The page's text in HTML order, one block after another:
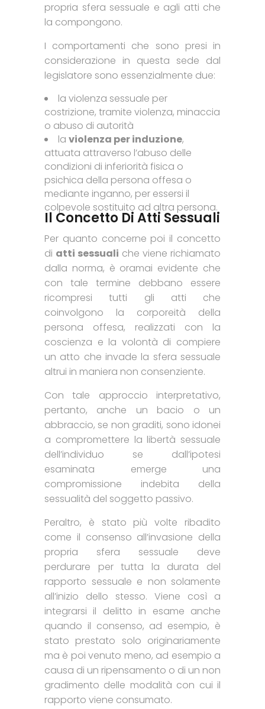
propria sfera sessuale e agli atti che
la compongono.
I comportamenti che sono presi in
considerazione in questa sede dal
legislatore sono essenzialmente due:
la violenza sessuale per
costrizione, tramite violenza, minaccia
o abuso di autorità
la violenza per induzione,
attuata attraverso l’abuso delle
condizioni di inferiorità fisica o
psichica della persona offesa o
mediante inganno, per essersi il
colpevole sostituito ad altra persona.
Il Concetto Di Atti Sessuali
Per quanto concerne poi il concetto
di atti sessuali che viene richiamato
dalla norma, è oramai evidente che
con tale termine debbano essere
ricompresi tutti gli atti che
coinvolgono la corporeità della
persona offesa, realizzati con la
coscienza e la volontà di compiere
un atto che invade la sfera sessuale
altrui in maniera non consenziente.
Con tale approccio interpretativo,
pertanto, anche un bacio o un
abbraccio, se non graditi, sono idonei
a compromettere la libertà sessuale
dell’individuo se dall’ipotesi
esaminata emerge una
compromissione indebita della
sessualità del soggetto passivo.
Peraltro, è stato più volte ribadito
come il consenso all’invasione della
propria sfera sessuale deve
perdurare per tutta la durata del
rapporto sessuale e non solamente
all’inizio dello stesso. Viene così a
integrarsi il delitto in esame anche
quando il consenso, ad esempio, è
stato prestato solo originariamente
ma è poi venuto meno, ad esempio a
causa di un ripensamento o di un non
gradimento delle modalità con cui il
rapporto viene consumato.